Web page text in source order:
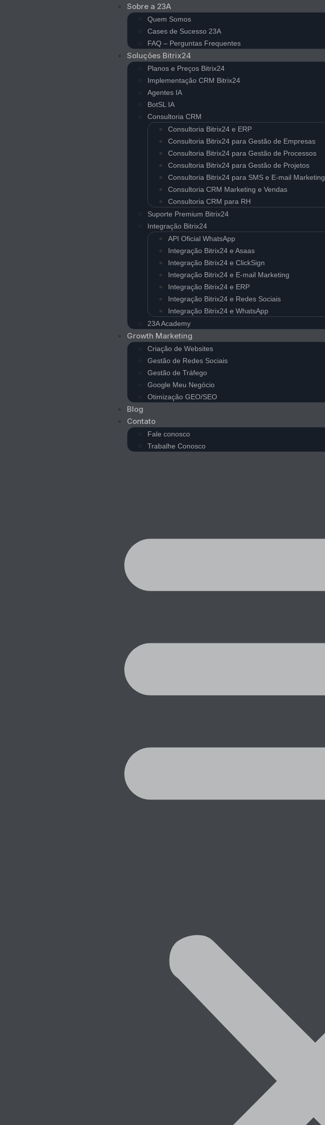
Sobre a 23A
Quem Somos
Cases de Sucesso 23A
FAQ – Perguntas Frequentes
Soluções Bitrix24
Planos e Preços Bitrix24
Implementação CRM Bitrix24
Agentes IA
BotSL IA
Consultoria CRM
Consultoria Bitrix24 e ERP
Consultoria Bitrix24 para Gestão de Empresas
Consultoria Bitrix24 para Gestão de Processos
Consultoria Bitrix24 para Gestão de Projetos
Consultoria Bitrix24 para SMS e E-mail Marketing
Consultoria CRM Marketing e Vendas
Consultoria CRM para RH
Suporte Premium Bitrix24
Integração Bitrix24
API Oficial WhatsApp
Integração Bitrix24 e Asaas
Integração Bitrix24 e ClickSign
Integração Bitrix24 e E-mail Marketing
Integração Bitrix24 e ERP
Integração Bitrix24 e Redes Sociais
Integração Bitrix24 e WhatsApp
23A Academy
Growth Marketing
Criação de Websites
Gestão de Redes Sociais
Gestão de Tráfego
Google Meu Negócio
Otimização GEO/SEO
Blog
Contato
Fale conosco
Trabalhe Conosco